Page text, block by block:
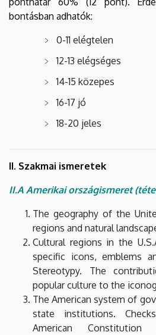
bontásban adhatók:
0-11 elégtelen
12-13 elégséges
14-15 közepes
16-17 jó
18-20 jeles
II. Szakmai ismeretek
II.A Amerikai országismeret
The geography of the
regions and natural
Cultural regions in the
specific icons, emblems
Stereotypy. The
popular culture to the
The American system of
state institutions.
American